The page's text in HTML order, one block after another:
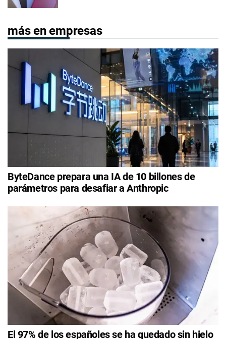
más en empresas
ByteDance prepara una IA de 10 billones de
parámetros para desafiar a Anthropic
El 97% de los españoles se ha quedado sin hielo